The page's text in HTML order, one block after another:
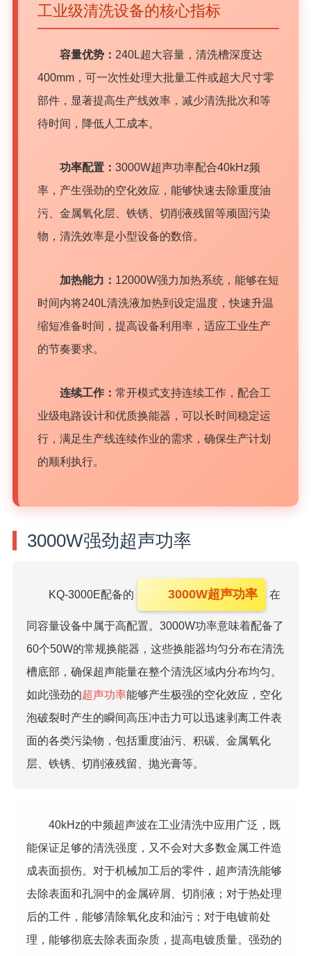
工业级清洗设备的核心指标
容量优势： 240L超大容量，清洗槽深度达
400mm，可一次性处理大批量工件或超大尺寸零
部件，显著提高生产线效率，减少清洗批次和等
待时间，降低人工成本。
功率配置： 3000W超声功率配合40kHz频
率，产生强劲的空化效应，能够快速去除重度油
污、金属氧化层、铁锈、切削液残留等顽固污染
物，清洗效率是小型设备的数倍。
加热能力： 12000W强力加热系统，能够在短
时间内将240L清洗液加热到设定温度，快速升温
缩短准备时间，提高设备利用率，适应工业生产
的节奏要求。
连续工作： 常开模式支持连续工作，配合工
业级电路设计和优质换能器，可以长时间稳定运
行，满足生产线连续作业的需求，确保生产计划
的顺利执行。
3000W强劲超声功率
KQ-3000E配备的 3000W超声功率 在
同容量设备中属于高配置。3000W功率意味着配备了
60个50W的常规换能器，这些换能器均匀分布在清洗
槽底部，确保超声能量在整个清洗区域内分布均匀。
如此强劲的超声功率能够产生极强的空化效应，空化
泡破裂时产生的瞬间高压冲击力可以迅速剥离工件表
面的各类污染物，包括重度油污、积碳、金属氧化
层、铁锈、切削液残留、抛光膏等。
40kHz的中频超声波在工业清洗中应用广泛，既
能保证足够的清洗强度，又不会对大多数金属工件造
成表面损伤。对于机械加工后的零件，超声清洗能够
去除表面和孔洞中的金属碎屑、切削液；对于热处理
后的工件，能够清除氧化皮和油污；对于电镀前处
理，能够彻底去除表面杂质，提高电镀质量。强劲的